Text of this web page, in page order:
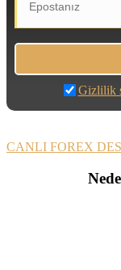
Gizlilik
CANLI FOREX